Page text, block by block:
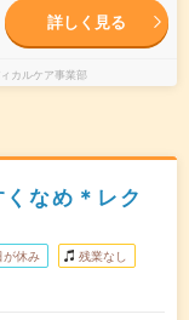
詳しく見る
カルケア事業部
なめ＊レク
が休み 残業なし